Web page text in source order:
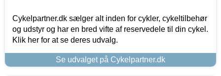
Cykelpartner.dk sælger alt inden for cykler, cykeltilbehør
og udstyr og har en bred vifte af reservedele til din cykel.
Klik her for at se deres udvalg.
Se udvalget på Cykelpartner.dk